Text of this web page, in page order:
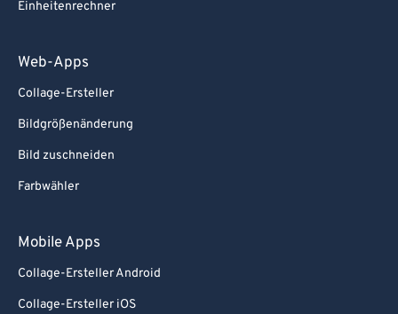
Einheitenrechner
Web-Apps
Collage-Ersteller
Bildgrößenänderung
Bild zuschneiden
Farbwähler
Mobile Apps
Collage-Ersteller Android
Collage-Ersteller iOS